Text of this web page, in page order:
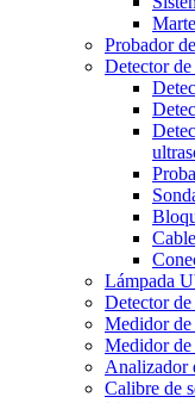
Probador
Detector
Lámpada
Detector
Medidor de
Medidor de
Analizador
Calibre de